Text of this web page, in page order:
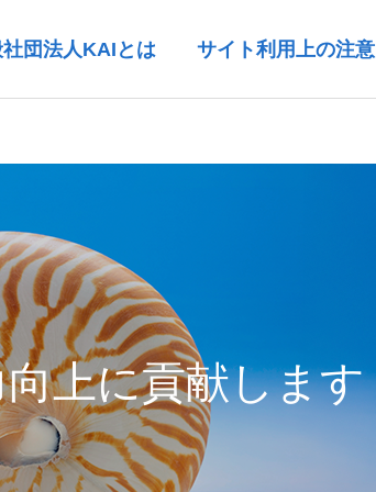
団法人KAIとは サイト利用上の注意
上に貢献します